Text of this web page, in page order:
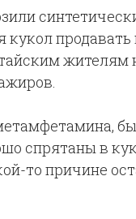
жителям
спрятаны в
то причине